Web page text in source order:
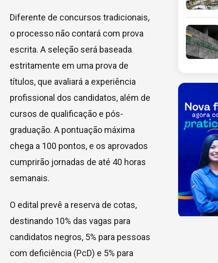
Diferente de concursos tradicionais,
o processo não contará com prova
escrita. A seleção será baseada
estritamente em uma prova de
títulos, que avaliará a experiência
profissional dos candidatos, além de
cursos de qualificação e pós-
graduação. A pontuação máxima
chega a 100 pontos, e os aprovados
cumprirão jornadas de até 40 horas
semanais.
O edital prevê a reserva de cotas,
destinando 10% das vagas para
candidatos negros, 5% para pessoas
com deficiência (PcD) e 5% para